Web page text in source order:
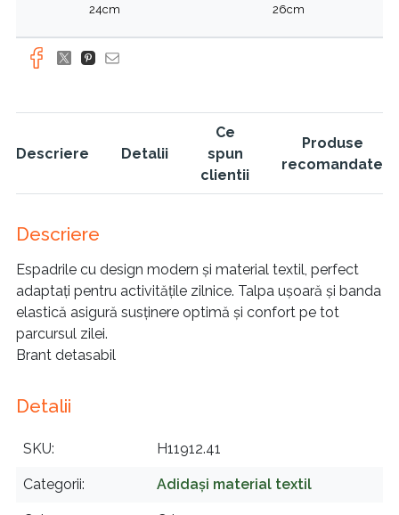
24cm
26cm
Descriere Detalii
Ce
spun
clientii
Produse
recomandate
Descriere
Espadrile cu design modern și material textil, perfect
adaptați pentru activitățile zilnice. Talpa ușoară și banda
elastică asigură susținere optimă și confort pe tot
parcursul zilei.
Brant detasabil
Detalii
SKU H11912.41
Categorii Adidași material textil